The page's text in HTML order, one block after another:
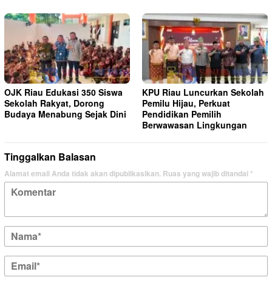
OJK Riau Edukasi 350 Siswa
Sekolah Rakyat, Dorong
Budaya Menabung Sejak Dini
KPU Riau Luncurkan Sekolah
Pemilu Hijau, Perkuat
Pendidikan Pemilih
Berwawasan Lingkungan
Tinggalkan Balasan
Alamat email Anda tidak akan dipublikasikan. Ruas yang wajib ditandai*